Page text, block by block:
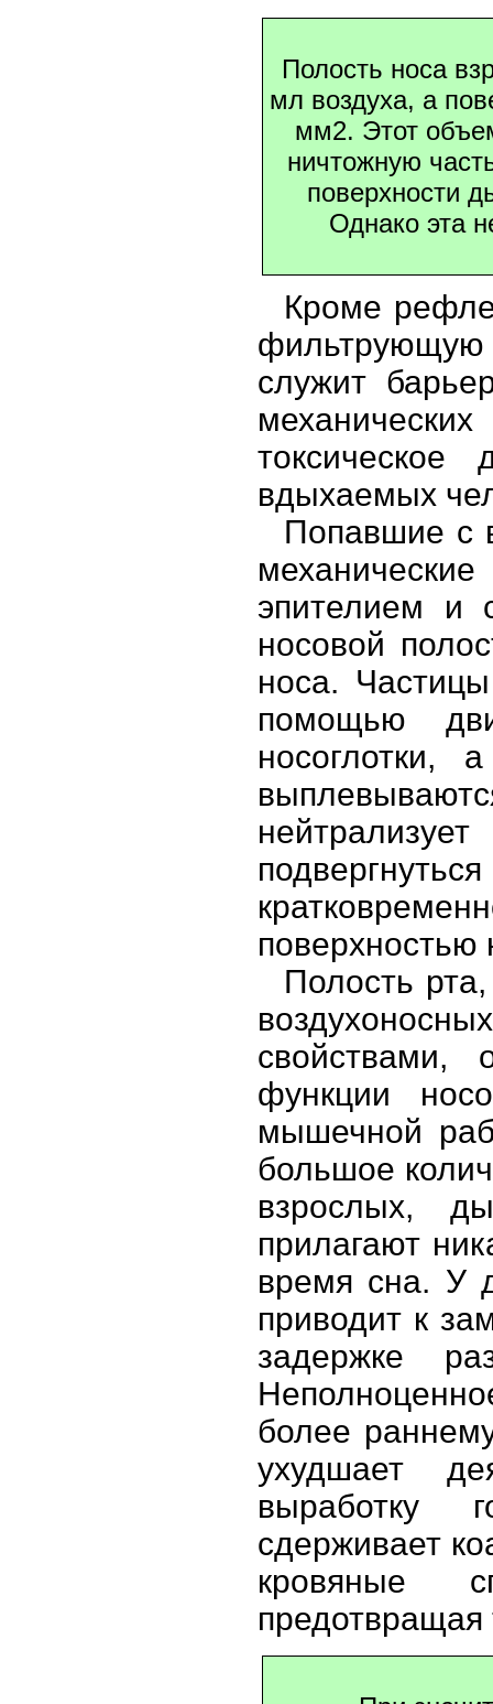
Полость носа
мл воздуха, а
мм2. Этот
ничтожную
поверхности
Однако эта
Кроме
фильтрующую
служит
вдыхаемых
Попавшие с
эпителием и
носовой
носа.
помощью
носоглотки,
поверхностью
Полость
свойствами,
функции
мышечной
большое
взрослых,
прилагают
время сна. У
приводит к
задержке
более
ухудшает
выработку
сдерживает
кровяные
предотвращая